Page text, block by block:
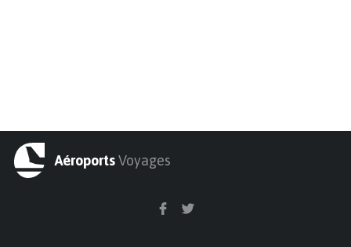
AéroportsVoyages